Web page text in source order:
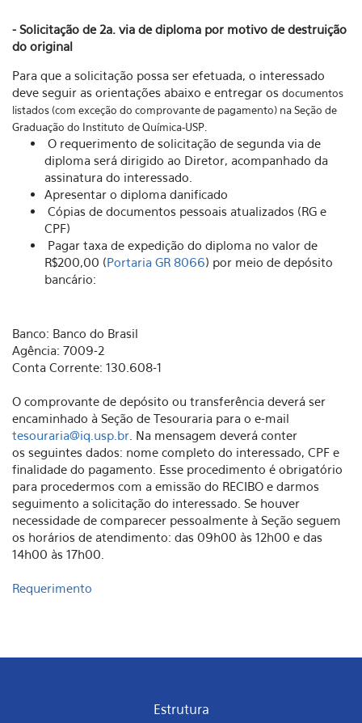
- Solicitação de 2a. via de diploma por motivo de destruição
do original
Para que a solicitação possa ser efetuada, o interessado
deve seguir as orientações abaixo e entregar os documentos
listados (com exceção do comprovante de pagamento) na Seção de
Graduação do Instituto de Química-USP.
O requerimento de solicitação de segunda via de
diploma será dirigido ao Diretor, acompanhado da
assinatura do interessado.
Apresentar o diploma danificado
Cópias de documentos pessoais atualizados (RG e
CPF)
Pagar taxa de expedição do diploma no valor de
R$200,00 (Portaria GR 8066) por meio de depósito
bancário:
Banco: Banco do Brasil
Agência: 7009-2
Conta Corrente: 130.608-1
O comprovante de depósito ou transferência deverá ser
encaminhado à Seção de Tesouraria para o e-mail
tesouraria@iq.usp.br . Na mensagem deverá conter
os seguintes dados: nome completo do interessado, CPF e
finalidade do pagamento. Esse procedimento é obrigatório
para procedermos com a emissão do RECIBO e darmos
seguimento a solicitação do interessado. Se houver
necessidade de comparecer pessoalmente à Seção seguem
os horários de atendimento: das 09h00 às 12h00 e das
14h00 às 17h00.
Requerimento
Estrutura